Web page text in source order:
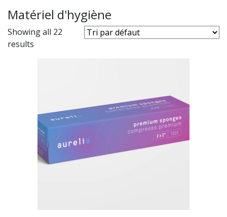
Matériel d'hygiène
Showing all 22
results